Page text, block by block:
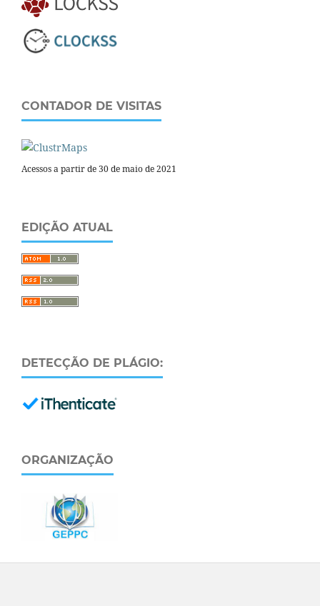
CONTADOR DE VISITAS
Acessos a partir de 30 de maio de 2021
EDIÇÃO ATUAL
DETECÇÃO DE PLÁGIO:
ORGANIZAÇÃO